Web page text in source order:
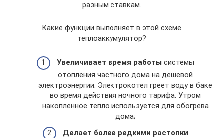
разным ставкам.
Какие функции выполняет в этой схеме
теплоаккумулятор?
Увеличивает время работы системы
отопления частного дома на дешевой
электроэнергии. Электрокотел греет воду в баке
во время действия ночного тарифа. Утром
накопленное тепло используется для обогрева
дома;
Делает более редкими растопки